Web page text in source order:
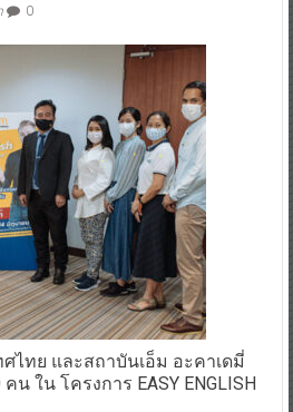
0
ศไทย และสถาบันเอ็ม อะคาเดมี่
น ใน โครงการ EASY ENGLISH